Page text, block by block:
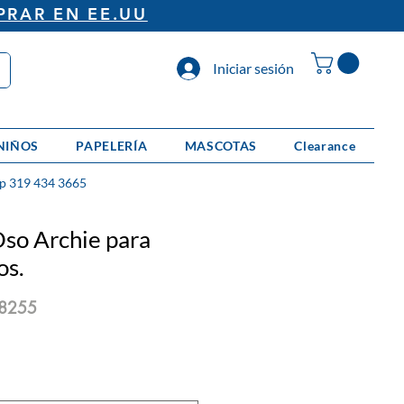
EN EE.UU
Iniciar sesión
PAPELERÍA MASCOTAS Clearance
319 434 3665
Archie para